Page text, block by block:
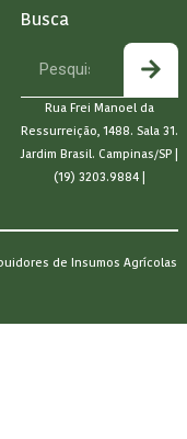
Busca
Rua Frei Manoel da
Ressurreição, 1488. Sala 31.
Jardim Brasil. Campinas/SP |
(19) 3203.9884 |
de Insumos Agrícolas